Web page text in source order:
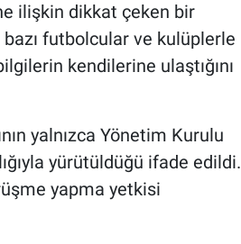
ilişkin dikkat çeken bir
bazı futbolcular ve kulüplerle
kendilerine ulaştığını
yalnızca Yönetim Kurulu
yürütüldüğü ifade edildi.
yapma yetkisi